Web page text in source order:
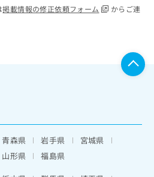
掲載情報の修正依頼フォーム
からご連
青森県 岩手県
宮城県
山形県
福島県